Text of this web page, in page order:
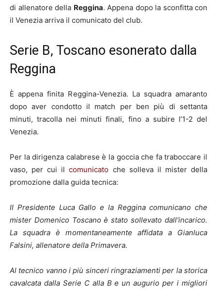
di allenatore della Reggina. Appena dopo la sconfitta con
il Venezia arriva il comunicato del club.
Serie B, Toscano esonerato dalla
Reggina
È appena finita Reggina-Venezia. La squadra amaranto
dopo aver condotto il match per ben più di settanta
minuti, tracolla nei minuti finali, fino a subire l’1-2 del
Venezia.
Per la dirigenza calabrese è la goccia che fa traboccare il
vaso, per cui ilcomunicato che solleva il mister della
promozione dalla guida tecnica:
II Presidente Luca Gallo e la Reggina comunicano che
mister Domenico Toscano è stato sollevato dall’incarico.
La squadra è momentaneamente affidata a Gianluca
Falsini, allenatore della Primavera.
Al tecnico vanno i più sinceri ringraziamenti per la storica
cavalcata dalla Serie C alla B e un augurio per i migliori